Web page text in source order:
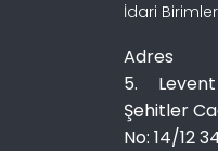
İdari Birimler
Adres
5.
Şehitler
No: 14/12